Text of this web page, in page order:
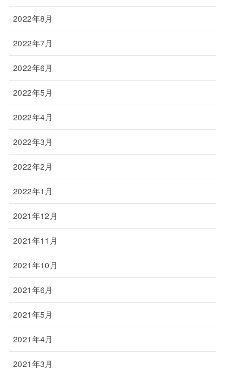
2022年8月
2022年7月
2022年6月
2022年5月
2022年4月
2022年3月
2022年2月
2022年1月
2021年12月
2021年11月
2021年10月
2021年6月
2021年5月
2021年4月
2021年3月